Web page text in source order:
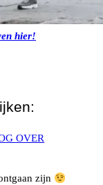
hier!
OVER
zijn